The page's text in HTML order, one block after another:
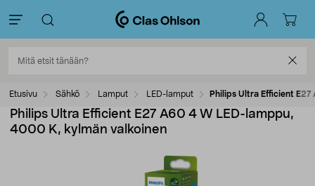
Etusivu Sähkö Lamput LED-lamput Philips Ultra Efficient
Philips Ultra Efficient E27 A60 4 W LED-lamppu,
4000 K, kylmän valkoinen